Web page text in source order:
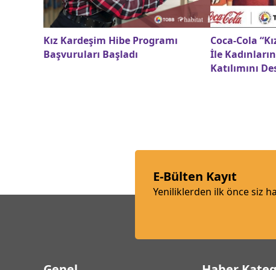
Kız Kardeşim Hibe Programı
Başvuruları Başladı
Coca-Cola
İle
Katılımını
E-Bülten Kayıt
Yeniliklerden ilk önce siz